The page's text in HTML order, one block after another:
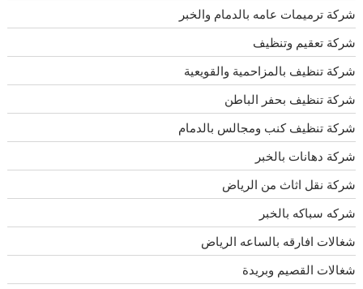
شركة ترميمات عامه بالدمام والخبر
شركة تعقيم وتنظيف
شركة تنظيف بالمزاحمية والقويعية
شركة تنظيف بحفر الباطن
شركة تنظيف كنب ومجالس بالدمام
شركة دهانات بالخبر
شركة نقل اثاث من الرياض
شركه سباكه بالخبر
شغالات افارقه بالساعه الرياض
شغالات القصيم وبريدة